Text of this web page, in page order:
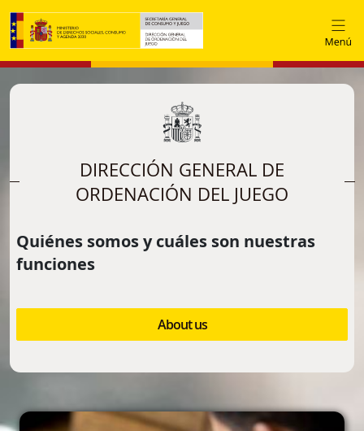
Skip to main content
DIRECCIÓN GENERAL DE
ORDENACIÓN DEL JUEGO
Quiénes somos y cuáles son nuestras
funciones
About us